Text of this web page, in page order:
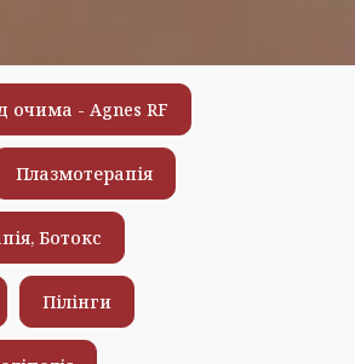
очима - Agnes RF
Плазмотерапія
Ботокс
Пілінги